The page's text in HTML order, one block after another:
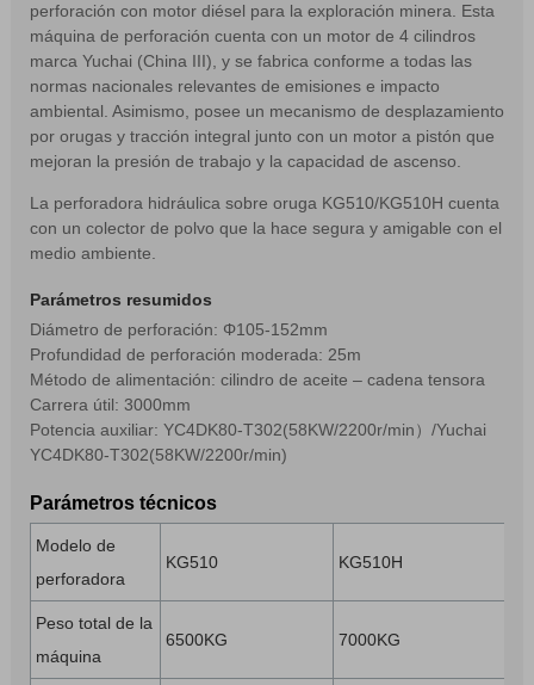
perforación con motor diésel para la exploración minera. Esta
máquina de perforación cuenta con un motor de 4 cilindros
marca Yuchai (China III), y se fabrica conforme a todas las
normas nacionales relevantes de emisiones e impacto
ambiental. Asimismo, posee un mecanismo de desplazamiento
por orugas y tracción integral junto con un motor a pistón que
mejoran la presión de trabajo y la capacidad de ascenso.
La perforadora hidráulica sobre oruga KG510/KG510H cuenta
con un colector de polvo que la hace segura y amigable con el
medio ambiente.
Parámetros resumidos
Diámetro de perforación: Φ105-152mm
Profundidad de perforación moderada: 25m
Método de alimentación: cilindro de aceite – cadena tensora
Carrera útil: 3000mm
Potencia auxiliar: YC4DK80-T302(58KW/2200r/min）/Yuchai
YC4DK80-T302(58KW/2200r/min)
Parámetros técnicos
Modelo de
perforadora
KG510 KG510H
Peso total de la
máquina
6500KG 7000KG